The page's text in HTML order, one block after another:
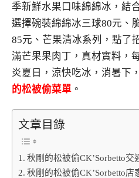
季新鮮水果口味綿綿冰，結
選擇碗裝綿綿冰三球80元、
85元、芒果清冰系列，點了
滿芒果果肉丁，真材實料，
炎夏日，涼快吃冰，消暑下
的松被偷菜單 。
文章目錄
秋剛的松被偷CK’Sorbetto交
秋剛的松被偷CK’Sorbetto店